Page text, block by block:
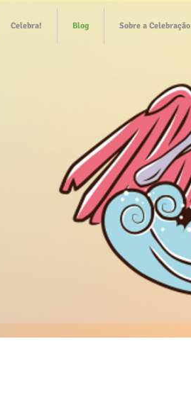
Celebra! Blog Sobre a Celebração